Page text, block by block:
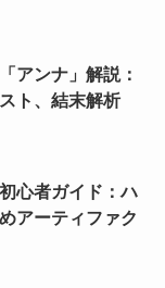
アンナ」解説：
ト、結末解析
心者ガイド：ハ
アーティファク